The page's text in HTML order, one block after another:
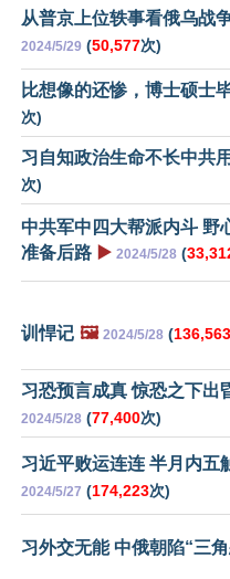
从普京上位轶事看俄乌战
2024/5/29 (50,577次)
比想像的还惨，博士硕士
次)
习自知政治生命不长中共
次)
中共军中四大帮派内斗 野
准备后路 ▶️ 2024/5/28 (
训悍记 🖼️ 2024/5/28 (136,563
习恐预言成真 惊恐之下出
2024/5/28 (77,400次)
习近平败运连连 半月内五
2024/5/27 (174,223次)
习外交无能 中俄朝陷“三